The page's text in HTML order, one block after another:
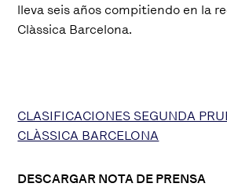
lleva seis años compitiendo en la
Clàssica Barcelona.
CLASIFICACIONES SEGUNDA
CLÀSSICA BARCELONA
DESCARGAR NOTA DE PRENSA